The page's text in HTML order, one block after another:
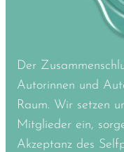
Der
Autorinnen und
Raum. Wir setzen
Mitglieder ein,
Akzeptanz des